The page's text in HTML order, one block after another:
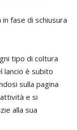
fase di schiusura
tipo di coltura
lancio è subito
sulla pagina
e si
alla sua